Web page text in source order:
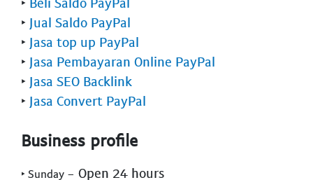
‣ Jual Saldo PayPal
‣ Jasa top up PayPal
‣ Jasa Pembayaran Online PayPal
‣ Jasa SEO Backlink
‣ Jasa Convert PayPal
Business profile
‣ Sunday - Open 24 hours